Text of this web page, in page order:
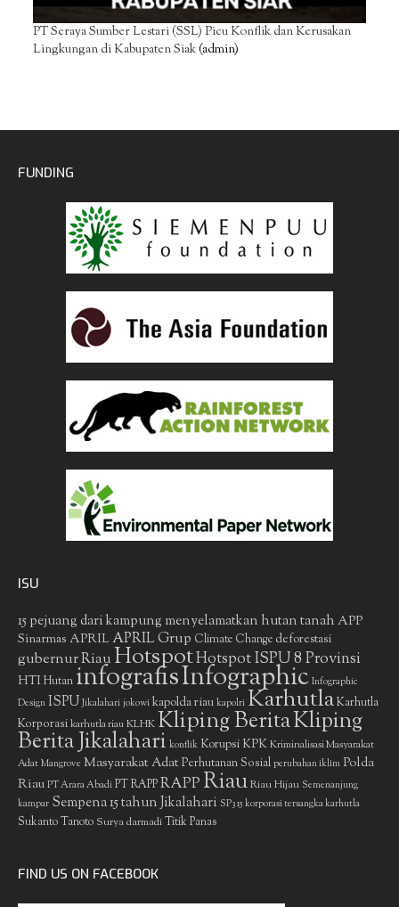
PT Seraya Sumber Lestari (SSL) Picu Konflik dan Kerusakan
Lingkungan di Kabupaten Siak(admin)
FUNDING
ISU
15 pejuang dari kampung menyelamatkan hutan tanah APP
Sinarmas APRIL APRIL Grup Climate Change deforestasi
gubernur RiauHotspotHotspot ISPU 8 Provinsi
HTIHutan infografisInfographic Infographic
Design ISPU Jikalahari jokowi kapolda riau kapolri KarhutlaKarhutla
Korporasikarhutla riauKLHKKliping BeritaKliping
Berita Jikalahari konflik Korupsi KPKKriminalisasi Masyarakat
Adat Mangrove Masyarakat AdatPerhutanan Sosial perubahan iklim Polda
Riau PT Arara Abadi PT RAPPRAPPRiauRiau Hijau Semenanjung
kampar Sempena 15 tahun Jikalahari SP3 15 korporasi tersangka karhutla
Sukanto Tanoto Surya darmadiTitik Panas
FIND US ON FACEBOOK